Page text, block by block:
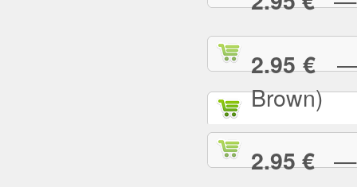
2.95 €—
Brown)
2.95 €—